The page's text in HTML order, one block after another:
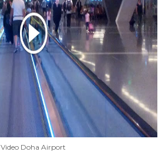
Video Doha Airport